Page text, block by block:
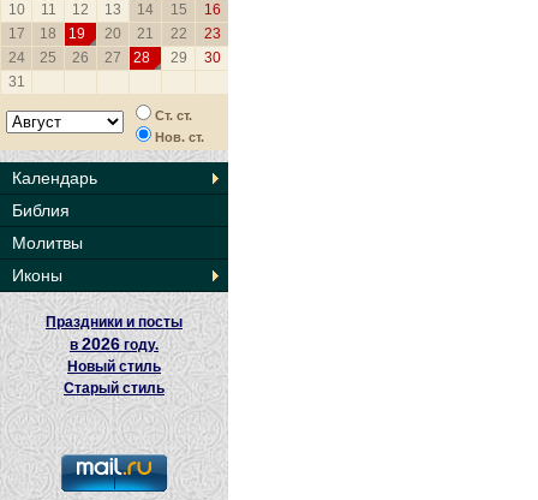
10
11 12 13 14 15
16
17
18 19 20 21 22
23
24
25 26 27 28 29
30
31
Ст. ст.
Нов. ст.
Календарь
Библия
Молитвы
Иконы
Праздники и посты
в2026 году.
Новый стиль
Старый стиль